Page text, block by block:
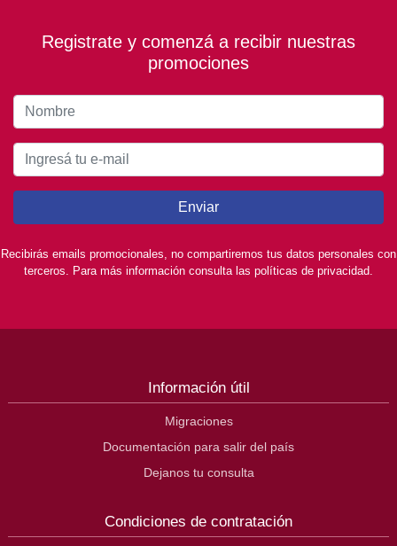
Registrate y comenzá a recibir nuestras
promociones
Enviar
Recibirás emails promocionales, no compartiremos tus datos personales con
terceros. Para más información consulta las políticas de privacidad.
Información útil
Migraciones
Documentación para salir del país
Dejanos tu consulta
Condiciones de contratación